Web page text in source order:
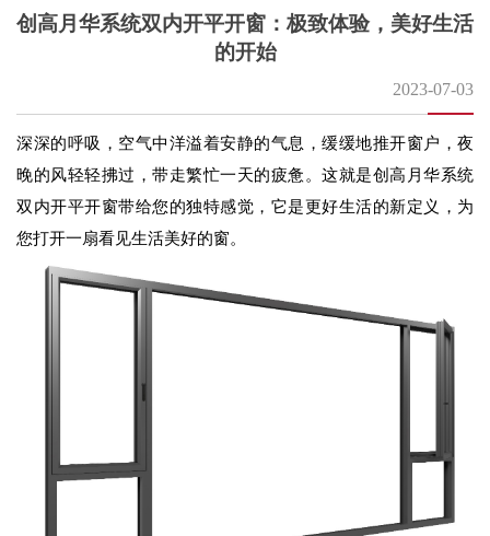
创高月华系统双内开平开窗：极致体验，美好生活
的开始
2023-07-03
深深的呼吸，空气中洋溢着安静的气息，缓缓地推开窗户，夜
晚的风轻轻拂过，带走繁忙一天的疲惫。这就是创高月华系统
双内开平开窗带给您的独特感觉，它是更好生活的新定义，为
您打开一扇看见生活美好的窗。